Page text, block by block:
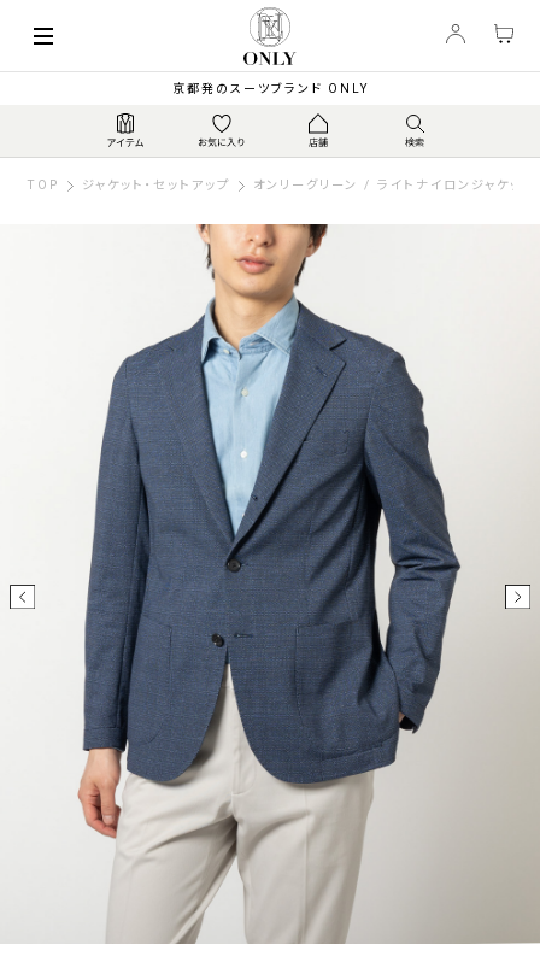
京都発のスーツブランド ONLY
TOP ジャケット・セットアップ オンリーグリーン / ライトナイロンジャケッ